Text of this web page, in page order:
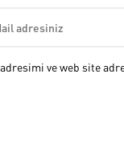
ve web site